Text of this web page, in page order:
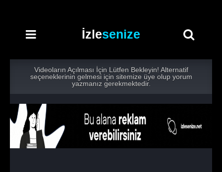
İzlesenize
Videoların Açılması İçin Lütfen Bekleyin! Alternatif
seçeneklerinin gelmesi için sitemize üye olup yorum
yazmanız gerekmektedir.